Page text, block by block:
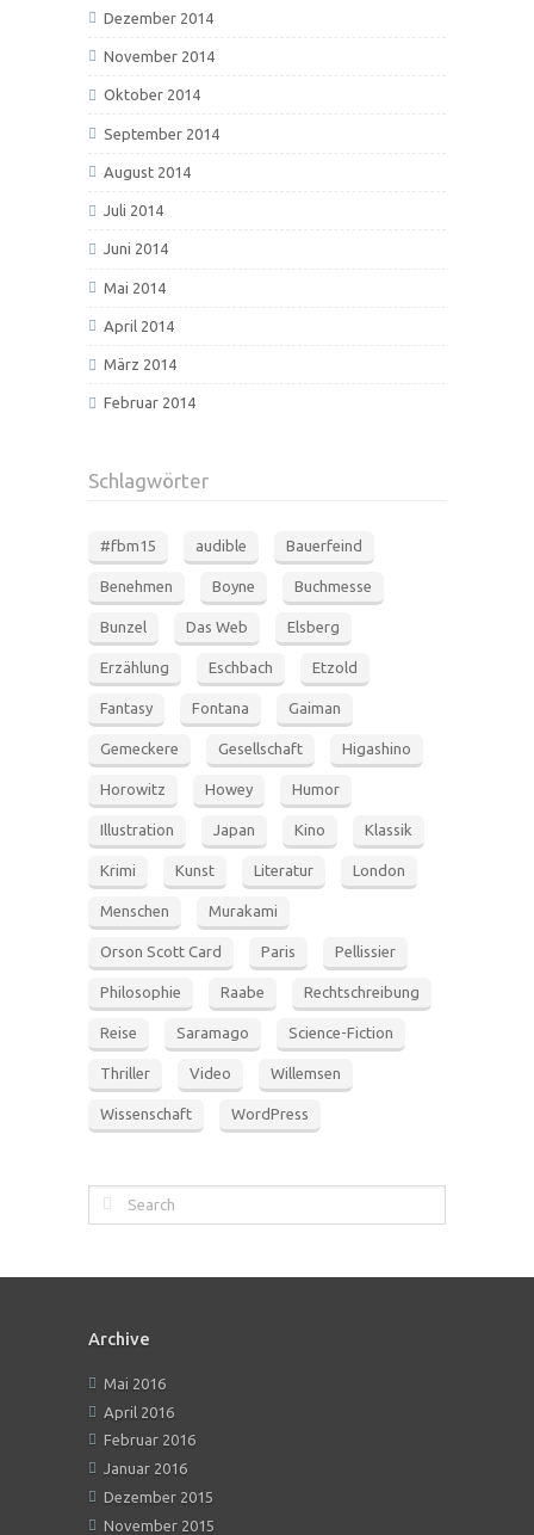
Dezember 2014
November 2014
Oktober 2014
September 2014
August 2014
Juli 2014
Juni 2014
Mai 2014
April 2014
März 2014
Februar 2014
Schlagwörter
#fbm15 audible Bauerfeind
Benehmen Boyne Buchmesse
Bunzel Das Web Elsberg
Erzählung Eschbach Etzold
Fantasy Fontana Gaiman
Gemeckere Gesellschaft Higashino
Horowitz Howey Humor
Illustration Japan Kino Klassik
Krimi Kunst Literatur London
Menschen Murakami
Orson Scott Card Paris Pellissier
Philosophie Raabe Rechtschreibung
Reise Saramago Science-Fiction
Thriller Video Willemsen
Wissenschaft WordPress
Archive
Mai 2016
April 2016
Februar 2016
Januar 2016
Dezember 2015
November 2015